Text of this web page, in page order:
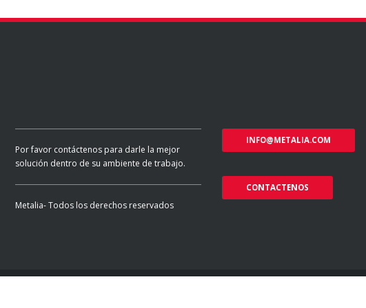
Por favor contáctenos para darle la mejor
solución dentro de su ambiente de trabajo.
Metalia- Todos los derechos reservados
INFO@METALIA.COM
CONTACTENOS